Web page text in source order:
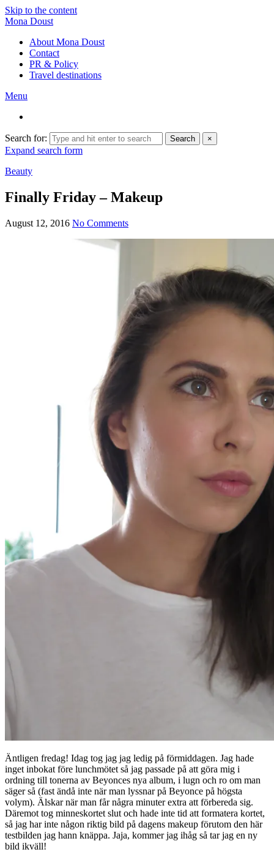
Skip to the content
Mona Doust
About Mona Doust
Contact
PR & Policy
Travel destinations
Menu
Search for: Search ×
Expand search form
Beauty
Finally Friday – Makeup
August 12, 2016 No Comments
Äntligen fredag! Idag tog jag jag ledig på förmiddagen. Jag hade
inget inbokat före lunchmötet så jag passade på att göra mig i
ordning till tonerna av Beyonces nya album, i lugn och ro om man
säger så (fast ändå inte när man lyssnar på Beyonce på högsta
volym). Älskar när man får några minuter extra att förbereda sig.
Däremot tog minneskortet slut och hade inte tid att formatera kortet,
så jag har inte någon riktig bild på dagens makeup förutom den här
testbilden jag hann knäppa. Jaja, kommer jag ihåg så tar jag en ny
bild ikväll!